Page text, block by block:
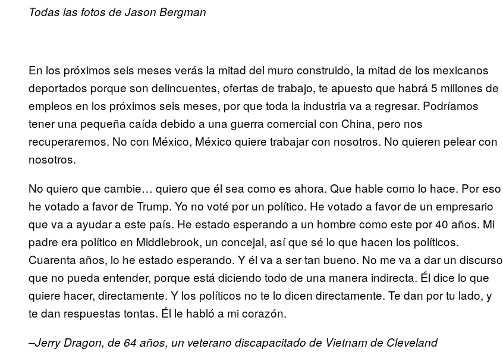
Todas las fotos de Jason Bergman
En los próximos seis meses verás la mitad del muro construido, la mitad de los mexicanos
deportados porque son delincuentes, ofertas de trabajo, te apuesto que habrá 5 millones de
empleos en los próximos seis meses, por que toda la industria va a regresar. Podríamos
tener una pequeña caída debido a una guerra comercial con China, pero nos
recuperaremos. No con México, México quiere trabajar con nosotros. No quieren pelear con
nosotros.
No quiero que cambie… quiero que él sea como es ahora. Que hable como lo hace. Por eso
he votado a favor de Trump. Yo no voté por un político. He votado a favor de un empresario
que va a ayudar a este país. He estado esperando a un hombre como este por 40 años. Mi
padre era político en Middlebrook, un concejal, así que sé lo que hacen los políticos.
Cuarenta años, lo he estado esperando. Y él va a ser tan bueno. No me va a dar un discurso
que no pueda entender, porque está diciendo todo de una manera indirecta. Él dice lo que
quiere hacer, directamente. Y los políticos no te lo dicen directamente. Te dan por tu lado, y
te dan respuestas tontas. Él le habló a mi corazón.
–Jerry Dragon, de 64 años, un veterano discapacitado de Vietnam de Cleveland